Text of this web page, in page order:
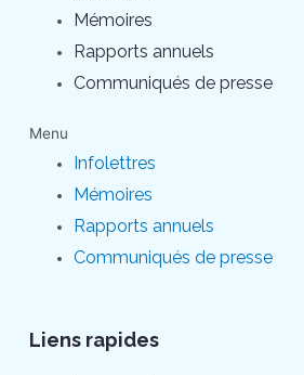
Mémoires
Rapports annuels
Communiqués de presse
Menu
Infolettres
Mémoires
Rapports annuels
Communiqués de presse
Liens rapides